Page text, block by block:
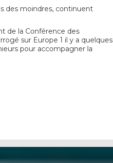
des moindres, continuent
de la Conférence des
sur Europe 1 il y a quelques
pour accompagner la